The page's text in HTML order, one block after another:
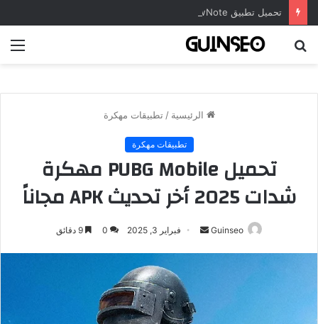
الرئيسية / تطبيقات مهكرة
تطبيقات مهكرة
تحميل PUBG Mobile مهكرة
شدات 2025 أخر تحديث APK مجاناً
Guinseo
أرسل فبراير 3, 2025 0